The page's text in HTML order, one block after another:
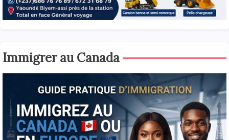
Immigrer au Canada